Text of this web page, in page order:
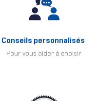
Conseils personnalisés
Pour vous aider à choisir